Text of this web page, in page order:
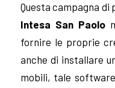
Questa campagna
Intesa San Paolo
fornire le proprie
anche di installare
mobili, tale